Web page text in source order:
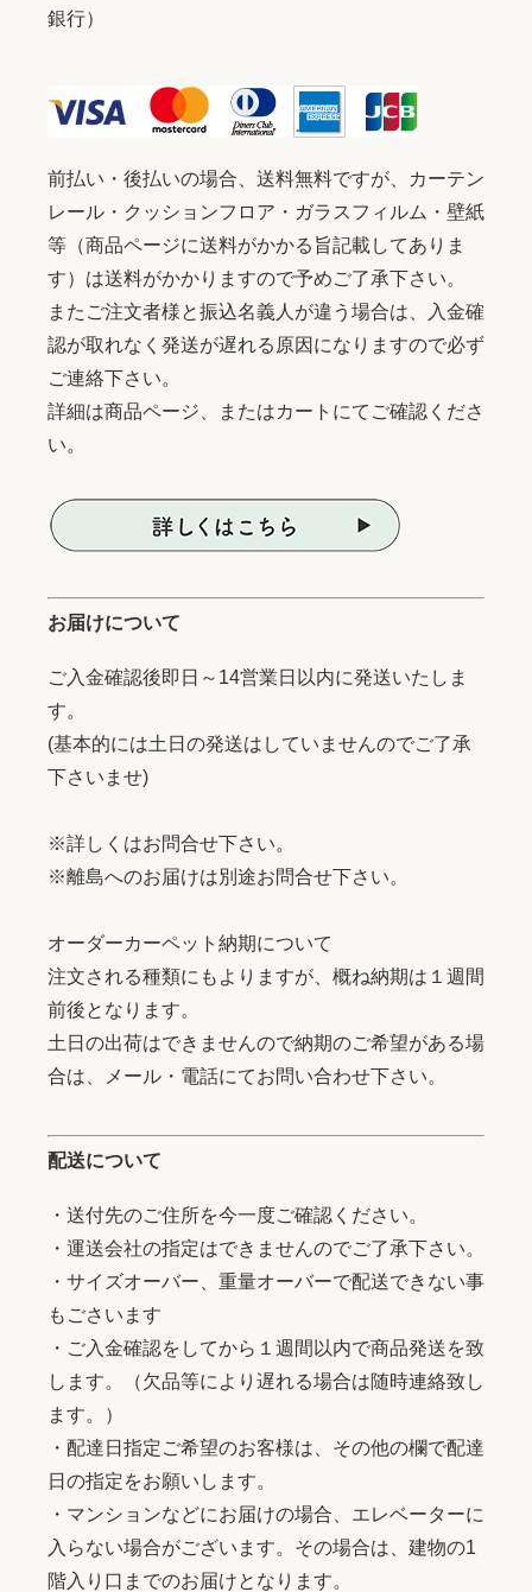
銀行）
前払い・後払いの場合、送料無料ですが、カーテン
レール・クッションフロア・ガラスフィルム・壁紙
等（商品ページに送料がかかる旨記載してありま
す）は送料がかかりますので予めご了承下さい。
またご注文者様と振込名義人が違う場合は、入金確
認が取れなく発送が遅れる原因になりますので必ず
ご連絡下さい。
詳細は商品ページ、またはカートにてご確認くださ
い。
お届けについて
ご入金確認後即日～14営業日以内に発送いたしま
す。
(基本的には土日の発送はしていませんのでご了承
下さいませ)
※詳しくはお問合せ下さい。
※離島へのお届けは別途お問合せ下さい。
オーダーカーペット納期について
注文される種類にもよりますが、概ね納期は１週間
前後となります。
土日の出荷はできませんので納期のご希望がある場
合は、メール・電話にてお問い合わせ下さい。
配送について
・送付先のご住所を今一度ご確認ください。
・運送会社の指定はできませんのでご了承下さい。
・サイズオーバー、重量オーバーで配送できない事
もごさいます
・ご入金確認をしてから１週間以内で商品発送を致
します。（欠品等により遅れる場合は随時連絡致し
ます。）
・配達日指定ご希望のお客様は、その他の欄で配達
日の指定をお願いします。
・マンションなどにお届けの場合、エレベーターに
入らない場合がございます。その場合は、建物の1
階入り口までのお届けとなります。